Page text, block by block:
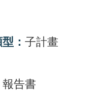
： 子計畫
報告書